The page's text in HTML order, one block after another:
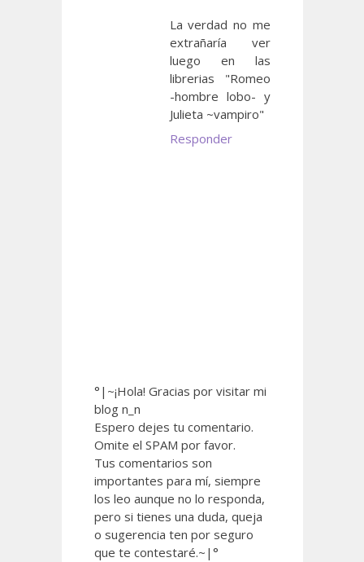
La verdad no me
extrañaría ver
luego en las
librerias "Romeo
-hombre lobo- y
Julieta ~vampiro"
Responder
°|~¡Hola! Gracias por visitar mi
blog n_n
Espero dejes tu comentario.
Omite el SPAM por favor.
Tus comentarios son
importantes para mí, siempre
los leo aunque no lo responda,
pero si tienes una duda, queja
o sugerencia ten por seguro
que te contestaré.~|°